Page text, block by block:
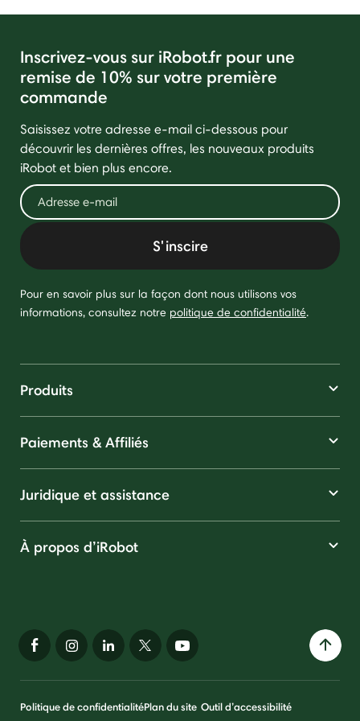
Inscrivez-vous sur iRobot.fr pour une
remise de 10% sur votre première
commande
Saisissez votre adresse e-mail ci-dessous pour
découvrir les dernières offres, les nouveaux produits
iRobot et bien plus encore.
S'inscire
Pour en savoir plus sur la façon dont nous utilisons vos
informations, consultez notre politique de confidentialité.
Produits
Paiements & Affiliés
Juridique et assistance
À propos d’iRobot
Politique de confidentialitéPlan du site Outil d’accessibilité